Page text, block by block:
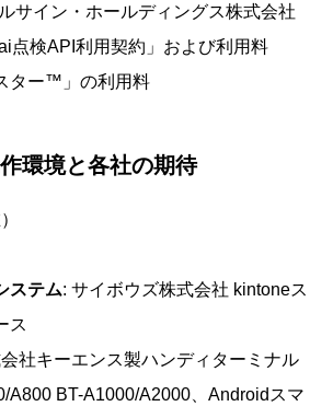
サイン・ホールディングス株式会社
点検API利用契約」および利用料
ター™」の利用料
環境と各社の期待
ステム: サイボウズ株式会社 kintoneス
ス
社キーエンス製ハンディターミナル
A800 BT-A1000/A2000、Androidスマ